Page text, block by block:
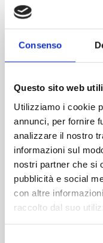
Consenso
Questo sito web
Utilizziamo i cookie
annunci, per fornire
analizzare il nostro
informazioni sul
nostri partner che si
pubblicità e social
con altre
raccolto dal suo
Quantità per
Please select